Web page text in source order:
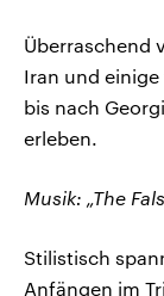
Überraschend
Iran und
bis nach
erleben.
Musik: „The
Stilistisch
Anfängen im